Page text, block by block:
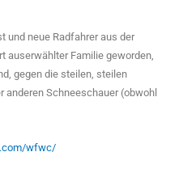
und neue Radfahrer aus der
auserwählter Familie geworden,
gegen die steilen, steilen
anderen Schneeschauer (obwohl
wfwc/